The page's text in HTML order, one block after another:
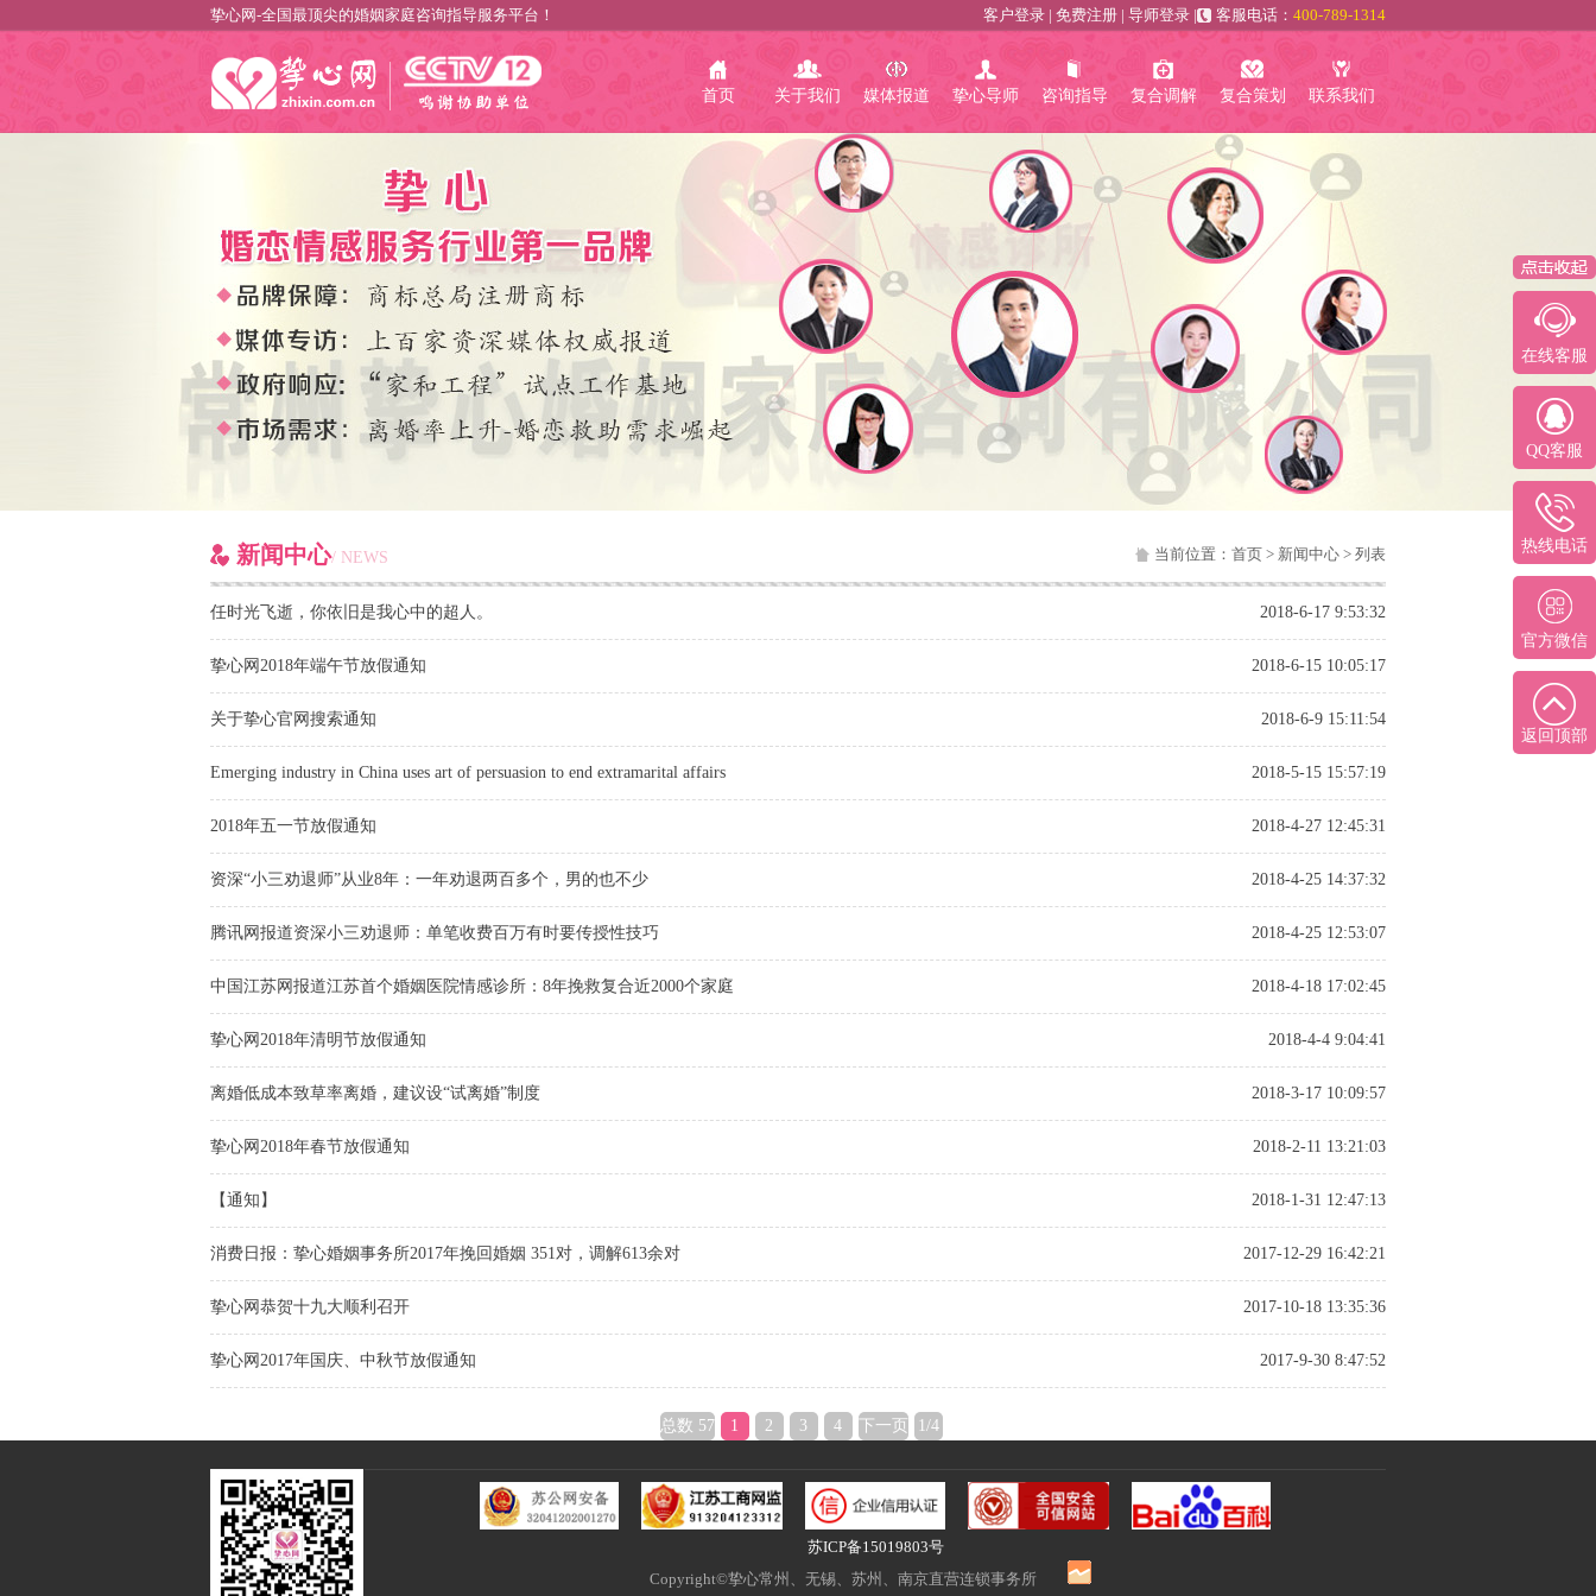
挚心网-全国最顶尖的婚姻家庭咨询指导服务平台！ 客户登录 | 免费注册 | 导师登录 | 客服电话： 400-789-1314
首页 关于我们 媒体报道 挚心导师 咨询指导 复合调解 复合策划 联系我们
新闻中心/ NEWS 当前位置： 首页 > 新闻中心 > 列表
任时光飞逝，你依旧是我心中的超人。 2018-6-17 9:53:32
挚心网2018年端午节放假通知 2018-6-15 10:05:17
关于挚心官网搜索通知 2018-6-9 15:11:54
Emerging industry in China uses art of persuasion to end extramarital affairs 2018-5-15 15:57:19
2018年五一节放假通知 2018-4-27 12:45:31
资深“小三劝退师”从业8年：一年劝退两百多个，男的也不少 2018-4-25 14:37:32
腾讯网报道资深小三劝退师：单笔收费百万有时要传授性技巧 2018-4-25 12:53:07
中国江苏网报道江苏首个婚姻医院情感诊所：8年挽救复合近2000个家庭 2018-4-18 17:02:45
挚心网2018年清明节放假通知 2018-4-4 9:04:41
离婚低成本致草率离婚，建议设“试离婚”制度 2018-3-17 10:09:57
挚心网2018年春节放假通知 2018-2-11 13:21:03
【通知】 2018-1-31 12:47:13
消费日报：挚心婚姻事务所2017年挽回婚姻 351对，调解613余对 2017-12-29 16:42:21
挚心网恭贺十九大顺利召开 2017-10-18 13:35:36
挚心网2017年国庆、中秋节放假通知 2017-9-30 8:47:52
总数 57 1 2 3 4 下一页 1/4
苏ICP备15019803号
Copyright©挚心常州、无锡、苏州、南京直营连锁事务所
QQ客服
在线客服
热线电话
官方微信
返回顶部